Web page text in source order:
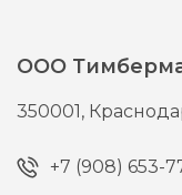
ООО
350001,
+7 (908) 653-